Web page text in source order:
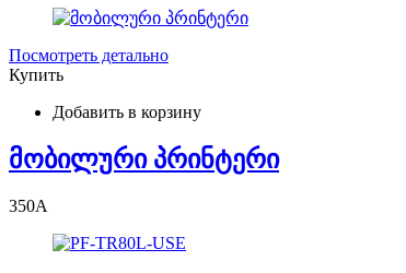
Посмотреть детально
Купить
Добавить в корзину
მობილური პრინტერი
350A